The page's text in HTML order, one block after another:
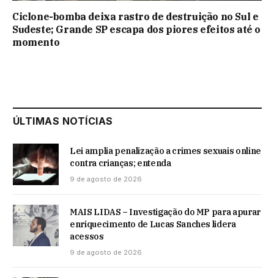
Ciclone-bomba deixa rastro de destruição no Sul e
Sudeste; Grande SP escapa dos piores efeitos até o
momento
ÚLTIMAS NOTÍCIAS
Lei amplia penalização a crimes sexuais online
contra crianças; entenda
9 de agosto de 2026
MAIS LIDAS – Investigação do MP para apurar
enriquecimento de Lucas Sanches lidera
acessos
9 de agosto de 2026